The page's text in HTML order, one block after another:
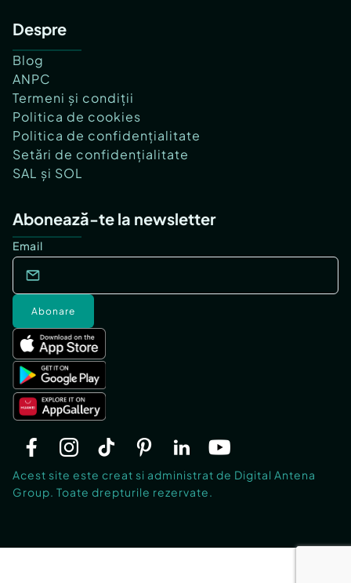
Despre
Blog
ANPC
Termeni și condiții
Politica de cookies
Politica de confidențialitate
Setări de confidențialitate
SAL și SOL
Abonează-te la newsletter
Email
Abonare
Acest site este creat si administrat de Digital Antena
Group. Toate drepturile rezervate.